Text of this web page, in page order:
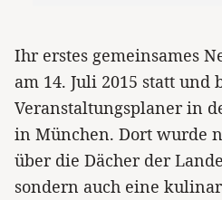
Ihr erstes gemeinsames
am 14. Juli 2015 statt und
Veranstaltungsplaner in
in München. Dort wurde
über die Dächer der
sondern auch eine